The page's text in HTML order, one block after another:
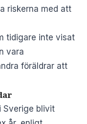
riskerna med att
tidigare inte visat
vara
föräldrar att
Sverige blivit